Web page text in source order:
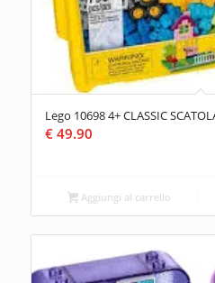
Lego 10698 4+ CLASSIC
€49.90
Aggiungi al carrello